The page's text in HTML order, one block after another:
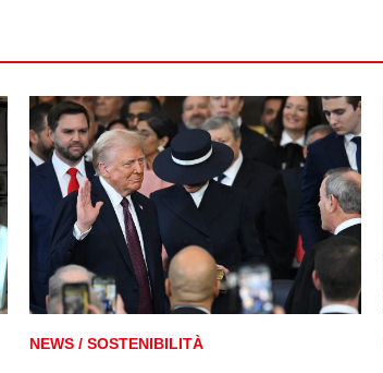
NEWS / SOSTENIBILITÀ